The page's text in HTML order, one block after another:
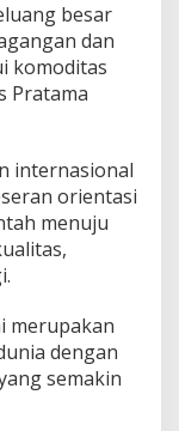
besar
dan
komoditas
Pratama
internasional
orientasi
menuju
merupakan
dengan
semakin